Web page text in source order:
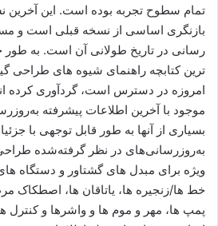
بازنگری اساسی از نسخه قبلی است و
رسانی در تاریخ طولانی آن است. به طور
ترین کتابچه راهنمای شیوه های طراحی
امروزه در دسترس است، گردآوری کرده
موجود با آخرین اطلاعات پیشرفته
بسیاری از آنها به طور قابل توجهی با
به‌روزرسانی‌های در نظر گرفته‌شده
ویژه برای مبدل های گشتاور و دستگاه
خط ها/زنجیره ها، یاتاقان ها، اصطکاک
پمپ ها، مهر و موم ها و واشرها و کنترل